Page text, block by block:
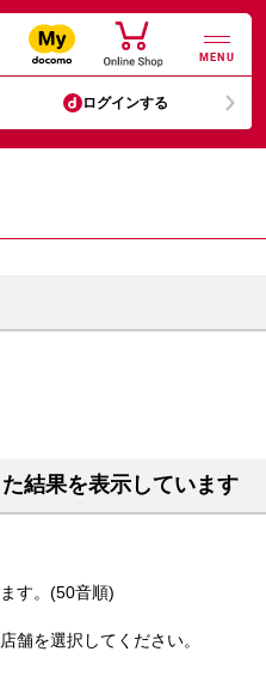
MENU
ログインする
結果を表示しています
す。(50音順)
舗を選択してください。